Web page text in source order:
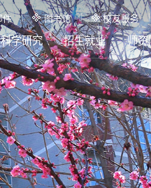
件 图书馆 校友服务
科学研究 招生就业 师资